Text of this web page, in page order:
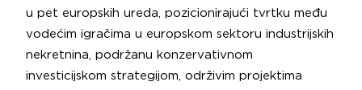
u pet europskih ureda, pozicionirajući tvrtku među
vodećim igračima u europskom sektoru industrijskih
nekretnina, podržanu konzervativnom
investicijskom strategijom, održivim projektima